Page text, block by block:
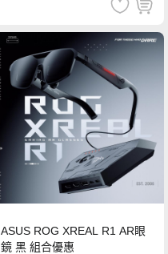
ASUS ROG XREAL R1 AR眼
鏡 黑 組合優惠